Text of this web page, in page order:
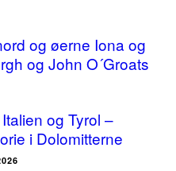
og øerne Iona og
og John O´Groats
og Tyrol –
i Dolomitterne